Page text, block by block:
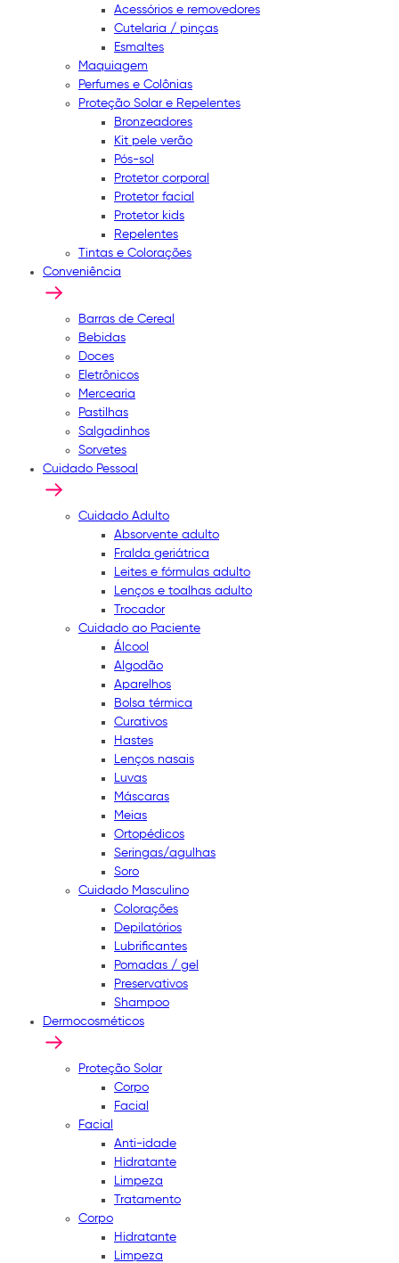
Acessórios e removedores
Cutelaria / pinças
Esmaltes
Maquiagem
Perfumes e Colônias
Proteção Solar e Repelentes
Bronzeadores
Kit pele verão
Pós-sol
Protetor corporal
Protetor facial
Protetor kids
Repelentes
Tintas e Colorações
Conveniência
Barras de Cereal
Bebidas
Doces
Eletrônicos
Mercearia
Pastilhas
Salgadinhos
Sorvetes
Cuidado Pessoal
Cuidado Adulto
Absorvente adulto
Fralda geriátrica
Leites e fórmulas adulto
Lenços e toalhas adulto
Trocador
Cuidado ao Paciente
Álcool
Algodão
Aparelhos
Bolsa térmica
Curativos
Hastes
Lenços nasais
Luvas
Máscaras
Meias
Ortopédicos
Seringas/agulhas
Soro
Cuidado Masculino
Colorações
Depilatórios
Lubrificantes
Pomadas / gel
Preservativos
Shampoo
Dermocosméticos
Proteção Solar
Corpo
Facial
Facial
Anti-idade
Hidratante
Limpeza
Tratamento
Corpo
Hidratante
Limpeza